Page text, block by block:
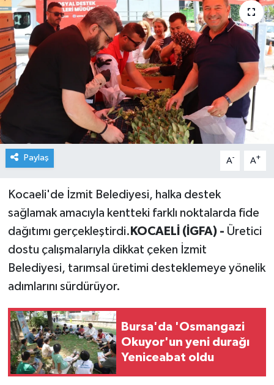
Paylaş A- A+
Kocaeli'de İzmit Belediyesi, halka destek
sağlamak amacıyla kentteki farklı noktalarda fide
dağıtımı gerçekleştirdi. KOCAELİ (İGFA) - Üretici
dostu çalışmalarıyla dikkat çeken İzmit
Belediyesi, tarımsal üretimi desteklemeye yönelik
adımlarını sürdürüyor.
Bursa'da 'Osmangazi
Okuyor'un yeni durağı
Yeniceabat oldu